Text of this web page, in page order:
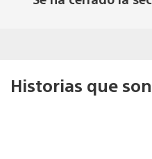
Historias que